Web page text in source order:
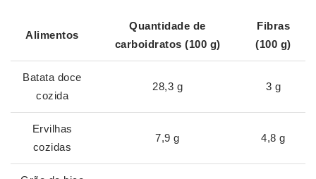
Alimentos
Quantidade de
carboidratos (100 g)
Fibras
(100 g)
Batata doce
cozida
28,3 g 3 g
Ervilhas
cozidas
7,9 g 4,8 g